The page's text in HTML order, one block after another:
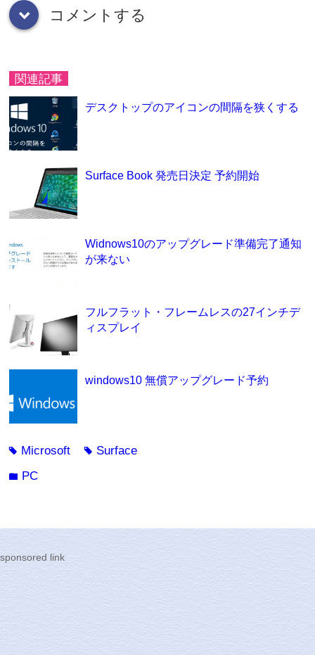
down コメントする
関連記事
デスクトップのアイコンの間隔を狭くする
Surface Book 発売日決定 予約開始
Widnows10のアップグレード準備完了通知
が来ない
フルフラット・フレームレスの27インチデ
ィスプレイ
windows10 無償アップグレード予約
tag Microsoft tag Surface
folder PC
sponsored link